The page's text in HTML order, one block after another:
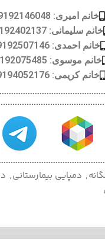
خانم امیری: 09192146048
خانم سلیمانی: 09192402137
خانم احمدی: 09192507146
خانم موسوی: 09192075485
خانم کریمی: 09194052176
, دمپایی بیمارستانی,